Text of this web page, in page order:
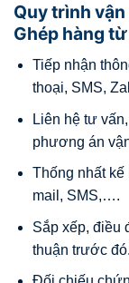
Quy trình
Ghép hàng
Tiếp nhận
thoại, SMS,
Liên hệ tư
phương án
Thống nhất kế
mail, SMS,….
Sắp xếp, điều
thuận trước đó.